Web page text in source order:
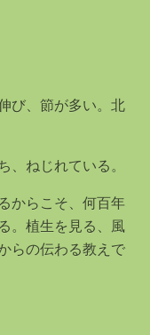
び、節が多い。北
ねじれている。
からこそ、何百年
。植生を見る、風
らの伝わる教えで